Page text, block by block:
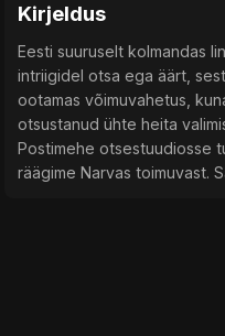
Kirjeldus
Eesti suuruselt kolmandas
intriigidel otsa ega äärt,
ootamas võimuvahetus,
otsustanud ühte heita
Postimehe otsestuudiosse
räägime Narvas toimuvast.